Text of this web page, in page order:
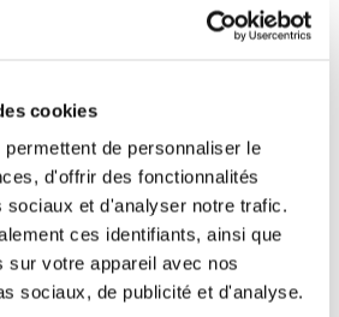
cookies
de personnaliser le
d'offrir des fonctionnalités
sociaux et d'analyser notre trafic.
ces identifiants, ainsi que
sur votre appareil avec nos
sociaux, de publicité et d'analyse.
du subjonctif
forms (purple labels) in
the right subjects.